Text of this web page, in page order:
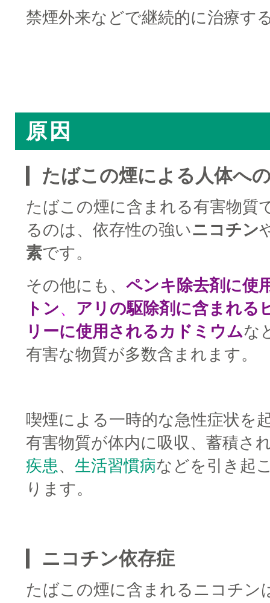
禁煙外来などで継続的に治療す
原因
たばこの煙による人体へ
たばこの煙に含まれる有害物質
るのは、依存性の強いニコチン
素です。
その他にも、 ペンキ除去剤に使
トン、 アリの駆除剤に含まれる
リーに使用されるカドミウムな
有害な物質が多数含まれます。
喫煙による一時的な急性症状を
有害物質が体内に吸収、蓄積さ
疾患、 生活習慣病などを引き起
ります。
ニコチン依存症
たばこの煙に含まれるニコチン